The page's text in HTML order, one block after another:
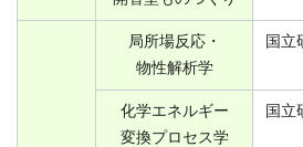
局所場反応・
物性解析学
国立
化学エネルギー
変換プロセス学
国立